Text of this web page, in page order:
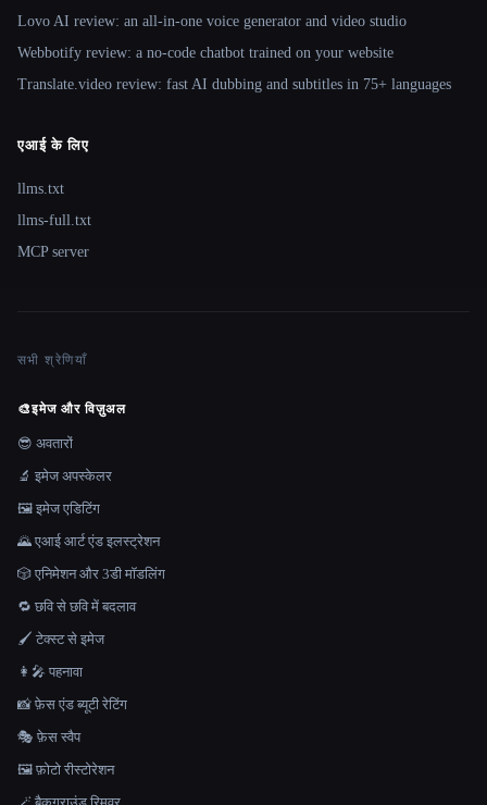
Lovo AI review: an all-in-one voice generator and video studio
Webbotify review: a no-code chatbot trained on your website
Translate.video review: fast AI dubbing and subtitles in 75+ languages
एआई के लिए
llms.txt
llms-full.txt
MCP server
सभी श्रेणियाँ
🎨इमेज और विज़ुअल
😎 अवतारों
🔬 इमेज अपस्केलर
🖼️ इमेज एडिटिंग
🌄 एआई आर्ट एंड इलस्ट्रेशन
🎲 एनिमेशन और 3डी मॉडलिंग
🔁 छवि से छवि में बदलाव
🖌️ टेक्स्ट से इमेज
👩‍🎤 पहनावा
📸 फ़ेस एंड ब्यूटी रेटिंग
🎭 फ़ेस स्वैप
🖼️ फ़ोटो रीस्टोरेशन